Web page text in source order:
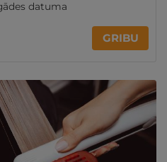
datuma
GRIBU